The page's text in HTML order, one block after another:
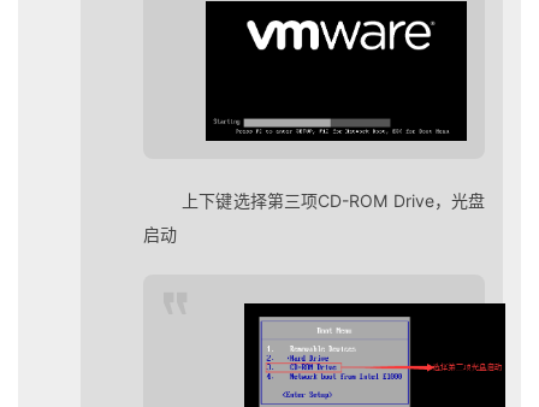
上下键选择第三项CD-ROM Drive，光盘
启动